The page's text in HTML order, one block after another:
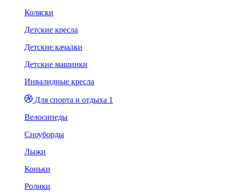
Коляски
Детские кресла
Детские качалки
Детские машинки
Инвалидные кресла
Для спорта и отдыха 1
Велосипеды
Сноуборды
Лыжи
Коньки
Ролики